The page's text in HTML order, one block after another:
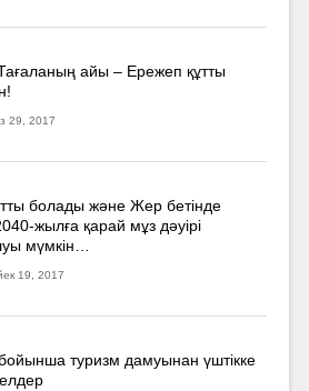
айы – Ережеп құтты
29, 2017
болады және Жер бетінде
жылға қарай мұз дәуірі
мүмкін…
19, 2017
туризм дамуынан үштікке
елдер